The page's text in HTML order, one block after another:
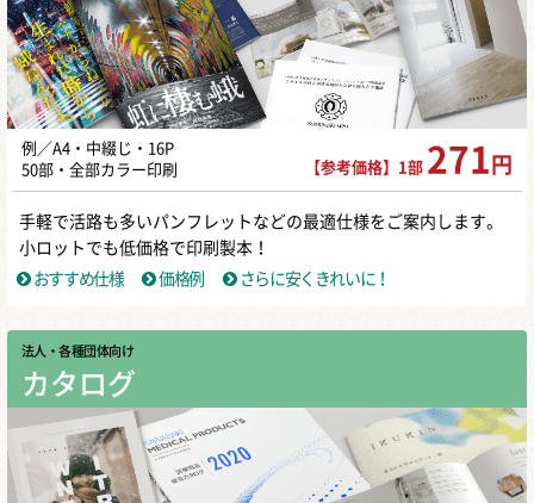
例／A4・中綴じ・16P
50部・全部カラー印刷
【参考価格】1部 271 円
手軽で活路も多いパンフレットなどの最適仕様をご案内します。
小ロットでも低価格で印刷製本！
おすすめ仕様
価格例 さらに安くきれいに！
法人・各種団体向け
カタログ